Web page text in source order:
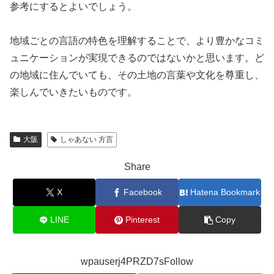
参考にするとよいでしょう。
地域ごとの言語の特色を理解することで、より豊かなコミ
ュニケーションが実現できるのではないかと思います。ど
の地域に住んでいても、その土地の言葉や文化を尊重し、
楽しんでいきたいものです。
大阪 しゃあない 方言
Share
X Facebook Hatena Bookmark
LINE Pinterest Copy
wpauserj4PRZD7sFollow